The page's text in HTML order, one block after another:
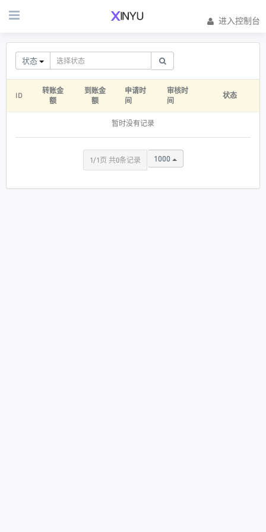
进入控制台
状态
ID
转账金
额
到账金
额
申请时
间
审核时
间
状态
暂时没有记录
1/1页 共0条记录 1000